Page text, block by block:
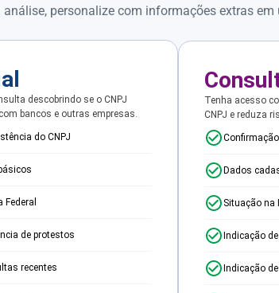
personalize com informações extras
descobrindo se o CNPJ
bancos e outras empresas.
do CNPJ
Federal
de protestos
recentes
Tenha acesso
CNPJ e reduza
Dados
Situação na
Indicação
Indicação